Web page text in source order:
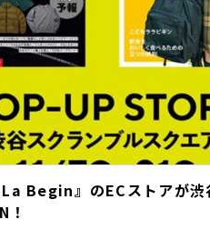
Begin』のECストアが渋
！